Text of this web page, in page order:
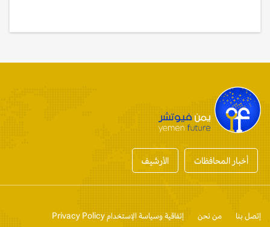
أخبار المحافظات الأرشيف
إتصل بنا من نحن إتفاقية وسياسة الإستخدام Privacy Policy